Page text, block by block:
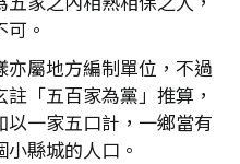
。
屬地方編制單位，不過
「五百家為黨」推算，
一家五口計，一鄉當有
縣城的人口。